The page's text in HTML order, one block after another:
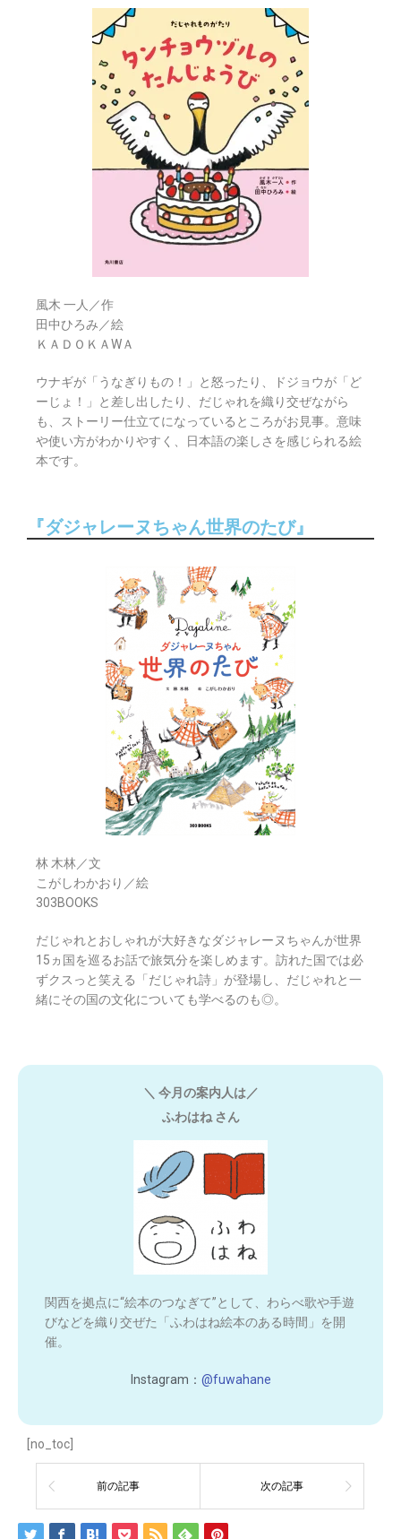
風木 一人／作
田中ひろみ／絵
ＫＡＤＯＫＡWＡ
ウナギが「うなぎりもの！」と怒ったり、ドジョウが「ど
ーじょ！」と差し出したり、だじゃれを織り交ぜながら
も、ストーリー仕立てになっているところがお見事。意味
や使い方がわかりやすく、日本語の楽しさを感じられる絵
本です。
『ダジャレーヌちゃん世界のたび』
林 木林／文
こがしわかおり／絵
303BOOKS
だじゃれとおしゃれが大好きなダジャレーヌちゃんが世界
15ヵ国を巡るお話で旅気分を楽しめます。訪れた国では必
ずクスっと笑える「だじゃれ詩」が登場し、だじゃれと一
緒にその国の文化についても学べるのも◎。
＼ 今月の案内人は／
ふわはね さん
関西を拠点に“絵本のつなぎて”として、わらべ歌や手遊
びなどを織り交ぜた「ふわはね絵本のある時間」を開
催。
Instagram： @fuwahane
[no_toc]
前の記事 次の記事